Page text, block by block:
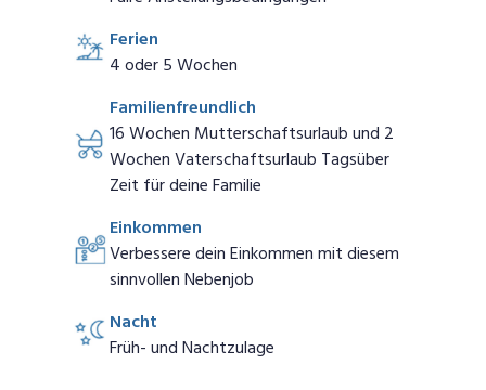
Ferien
4 oder 5 Wochen
Familienfreundlich
16 Wochen Mutterschaftsurlaub und 2
Wochen Vaterschaftsurlaub Tagsüber
Zeit für deine Familie
Einkommen
Verbessere dein Einkommen mit diesem
sinnvollen Nebenjob
Nacht
Früh- und Nachtzulage